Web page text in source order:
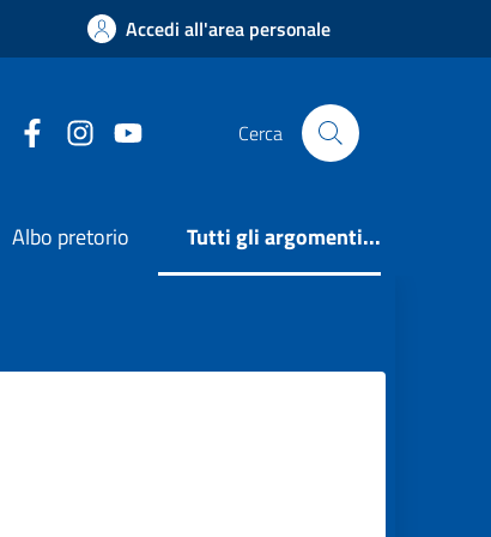
Accedi all'area personale
FacebookInstagramYouTube Cerca
Albo pretorio Tutti gli argomenti...